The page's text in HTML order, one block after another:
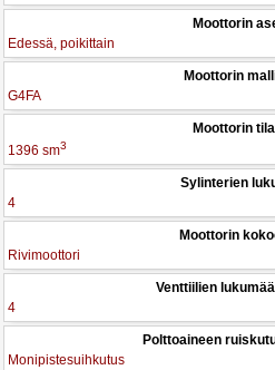
Moottorin
Edessä, poikittain
Moottorin
G4FA
Moottorin
1396 sm3
Sylinterien
4
Moottorin
Rivimoottori
Venttiilien
4
Polttoaineen
Monipistesuihkutus